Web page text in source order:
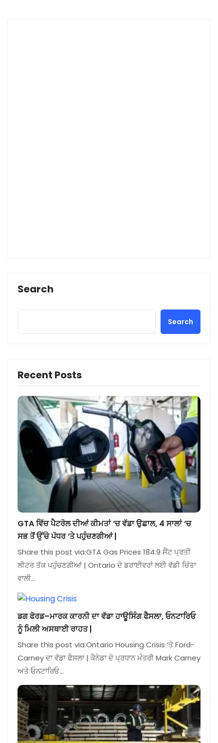
Search
Search
Recent Posts
GTA ਵਿੱਚ ਪੈਟਰੋਲ ਦੀਆਂ ਕੀਮਤਾਂ ‘ਚ ਵੱਡਾ ਉਛਾਲ, 4 ਸਾਲਾਂ ‘ਚ
ਸਭ ਤੋਂ ਉੱਚੇ ਪੱਧਰ ‘ਤੇ ਪਹੁੰਚਣਗੀਆਂ |
Share this post via:GTA Gas Prices 184.9 ਸੈਂਟ ਪ੍ਰਤੀ
ਲੀਟਰ ਤੱਕ ਪਹੁੰਚਣਗੀਆਂ | Ontario ਦੇ ਡਰਾਈਵਰਾਂ ਲਈ ਵੱਡੀ ਚਿੰਤਾ
ਵਾਲੀ…
ਡਗ ਫੋਰਡ–ਮਾਰਕ ਕਾਰਨੀ ਦਾ ਵੱਡਾ ਹਾਊਸਿੰਗ ਫੈਸਲਾ, ਓਨਟਾਰਿਓ
ਨੂੰ ਮਿਲੀ ਅਸਥਾਈ ਰਾਹਤ |
Share this post via:Ontario Housing Crisis ‘ਤੇ Ford-
Carney ਦਾ ਵੱਡਾ ਫੈਸਲਾ | ਕੈਨੇਡਾ ਦੇ ਪ੍ਰਧਾਨ ਮੰਤਰੀ Mark Carney
ਅਤੇ ਓਨਟਾਰਿਓ…